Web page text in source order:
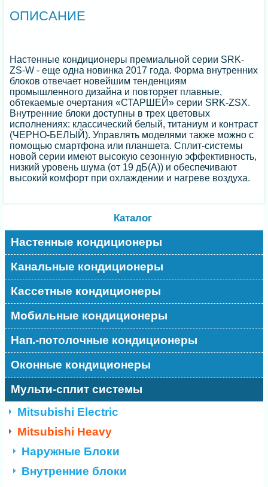
ОПИСАНИЕ
Настенные кондиционеры премиальной серии SRK-
ZS-W - еще одна новинка 2017 года. Форма внутренних
блоков отвечает новейшим тенденциям
промышленного дизайна и повторяет плавные,
обтекаемые очертания «СТАРШЕЙ» серии SRK-ZSX.
Внутренние блоки доступны в трех цветовых
исполнениях: классический белый, титаниум и контраст
(ЧЕРНО-БЕЛЫЙ). Управлять моделями также можно с
помощью смартфона или планшета. Сплит-системы
новой серии имеют высокую сезонную эффективность,
низкий уровень шума (от 19 дБ(А)) и обеспечивают
высокий комфорт при охлаждении и нагреве воздуха.
Каталог
Настенные кондиционеры
Канальные кондиционеры
Кассетные кондиционеры
Мобильные кондиционеры
Нап.-потолочные кондиционеры
Оконные кондиционеры
Мульти-сплит системы
Mitsubishi Electric
Mitsubishi Heavy
Наружные Блоки
Внутренние блоки